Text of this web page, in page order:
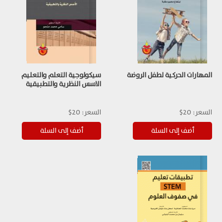
المهارات الحركية لطفل الروضة
السعر: 20$
سيكولوجية التعلم والتعليم
الاسس النظرية والتطبيقية
السعر: 20$